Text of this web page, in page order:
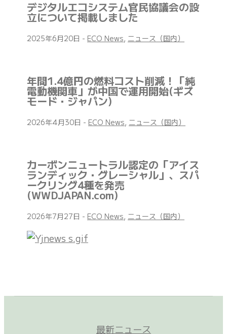
デジタルエコシステム官民協議会の設
立について掲載しました
2025年6月20日 - ECO News, ニュース（国内）
年間1.4億円の燃料コスト削減！「純
電動機関車」が中国で運用開始(ギズ
モード・ジャパン)
2026年4月30日 - ECO News, ニュース（国内）
カーボンニュートラル認定の「アイス
ランディック・グレーシャル」、スパ
ークリング4種を発売
(WWDJAPAN.com)
2026年7月27日 - ECO News, ニュース（国内）
最新ニュース